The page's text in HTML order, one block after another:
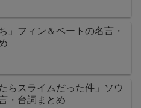
」フィン＆ベートの名言・
らスライムだった件」ソウ
・台詞まとめ